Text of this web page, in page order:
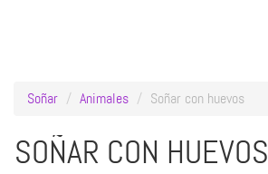
Soñar Animales Soñar con huevos
SOÑAR CON HUEVOS